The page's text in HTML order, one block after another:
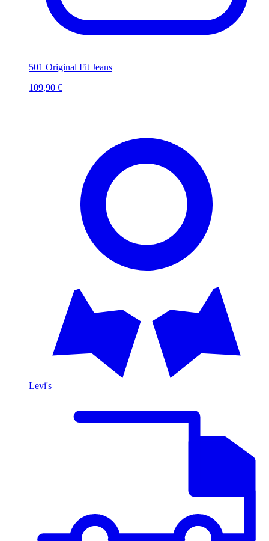
501 Original Fit Jeans
109,90 €
Levi's